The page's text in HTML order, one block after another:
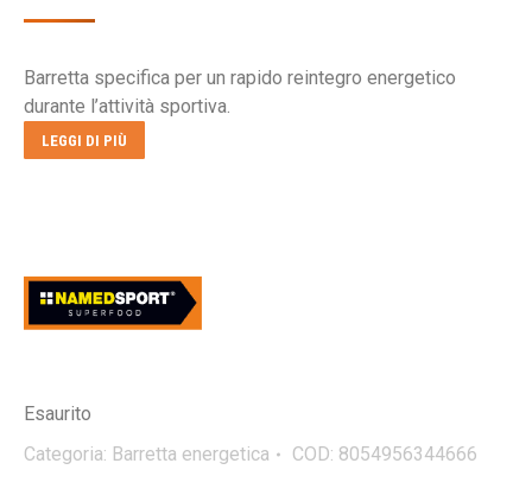
Barretta specifica per un rapido reintegro energetico
durante l’attività sportiva.
LEGGI DI PIÙ
Esaurito
Categoria: Barretta energetica COD: 8054956344666